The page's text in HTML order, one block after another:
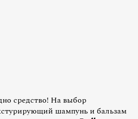
средство! На выбор
шампунь и бальзам